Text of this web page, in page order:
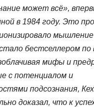
может всё»,
в 1984 году. Это
бестселлером по
мифы и
с потенциалом и
подсознания,
доказал, что к